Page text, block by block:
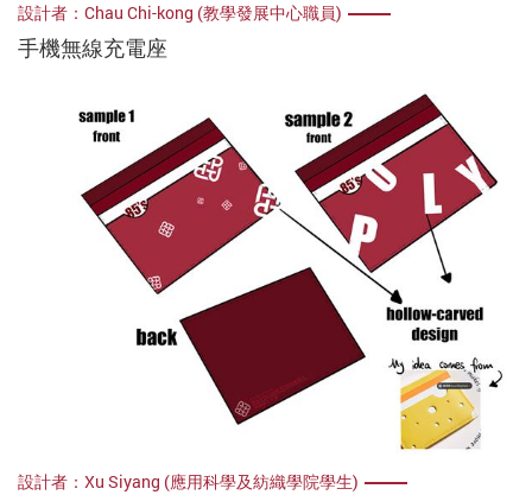
設計者：Chau Chi-kong (教學發展中心職員)
手機無線充電座
設計者：Xu Siyang (應用科學及紡織學院學生)